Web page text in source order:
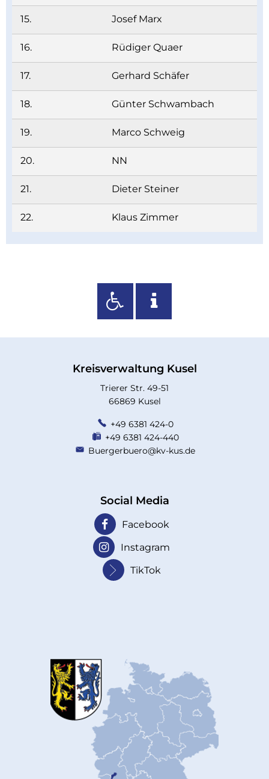
15. Josef Marx
16. Rüdiger Quaer
17. Gerhard Schäfer
18. Günter Schwambach
19. Marco Schweig
20. NN
21. Dieter Steiner
22. Klaus Zimmer
Kreisverwaltung Kusel
Trierer Str. 49-51
66869 Kusel
+49 6381 424-0
+49 6381 424-440
Buergerbuero@kv-kus.de
Social Media
Facebook
Instagram
TikTok